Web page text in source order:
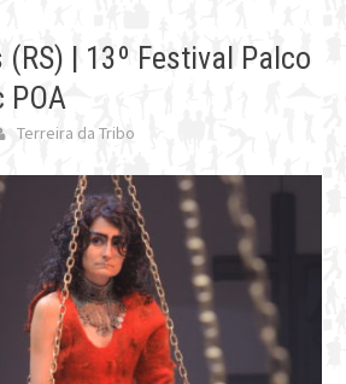
(RS) | 13º Festival Palco
POA
Terreira da Tribo